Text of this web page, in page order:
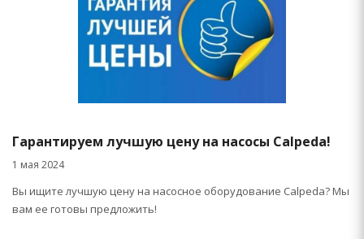
Гарантируем лучшую цену на насосы Calpeda!
1 мая 2024
Вы ищите лучшую цену на насосное оборудование Calpeda? Мы
вам ее готовы предложить!